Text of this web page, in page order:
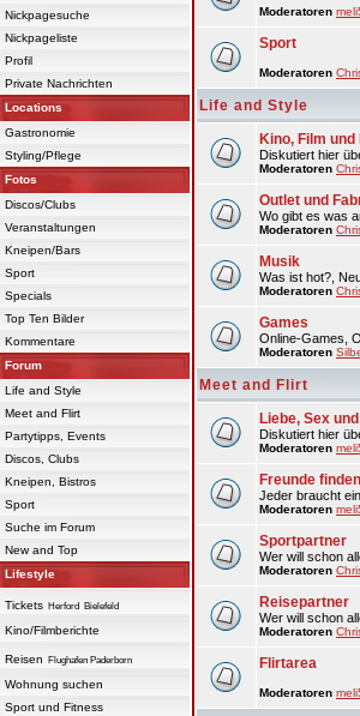
Nickpagesuche
Nickpageliste
Profil
Private Nachrichten
Locations
Gastronomie
Styling/Pflege
Fotos
Discos/Clubs
Veranstaltungen
Kneipen/Bars
Sport
Specials
Top Ten Bilder
Kommentare
Forum
Life and Style
Meet and Flirt
Partytipps, Events
Discos, Clubs
Kneipen, Bistros
Sport
Suche im Forum
New and Top
Lifestyle
Tickets Herford Bielefeld
Kino/Filmberichte
Reisen Flughafen Paderborn
Wohnung suchen
Sport und Fitness
Moderatoren
Sport
Moderatoren
Life and Style
Kino, Film
Diskutiert hier
Moderatoren
Outlet und
Wo gibt es was
Moderatoren
Musik
Was ist hot?,
Moderatoren
Games
Online-Games,
Moderatoren
Meet and Flirt
Liebe, Sex
Diskutiert hier
Moderatoren
Freunde finden
Jeder braucht
Moderatoren
Sportpartner
Wer will schon
Moderatoren
Reisepartner
Wer will schon
Moderatoren
Flirtarea
Moderatoren